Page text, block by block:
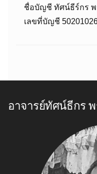
ชื่อบัญชี ทัศน์ธีร์กร พ
เลขที่บัญชี
อาจารย์ทัศน์ธีกร พ